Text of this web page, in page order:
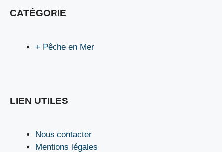
CATÉGORIE
+ Pêche en Mer
LIEN UTILES
Nous contacter
Mentions légales